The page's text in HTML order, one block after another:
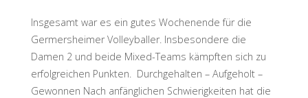
Insgesamt war es ein gutes Wochenende für die
Germersheimer Volleyballer. Insbesondere die
Damen 2 und beide Mixed-Teams kämpften sich zu
erfolgreichen Punkten. Durchgehalten – Aufgeholt –
Gewonnen Nach anfänglichen Schwierigkeiten hat die